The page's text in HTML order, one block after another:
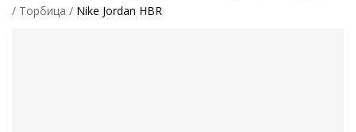
Торбица
Nike Jordan HBR